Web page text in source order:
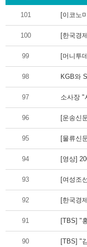
101 [이코노
100 [한국경
99 [머니투
98 KGB와
97 소사장 "
96 [운송신
95 [물류신
94 [영상]
93 [여성조
92 [한국경
91 [TBS] "
90 [TBS] "